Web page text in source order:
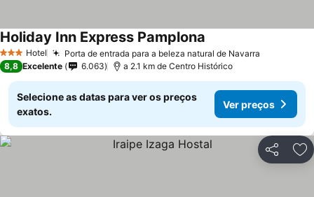
3 EstrelasHotel Porta de entrada para a beleza natural de Navarra
Holiday Inn Express Pamplona
8,8 Excelente 6.063 a 2.1 km de Centro Histórico
Selecione as datas para ver os preços
exatos.
Ver preços
Partilhar